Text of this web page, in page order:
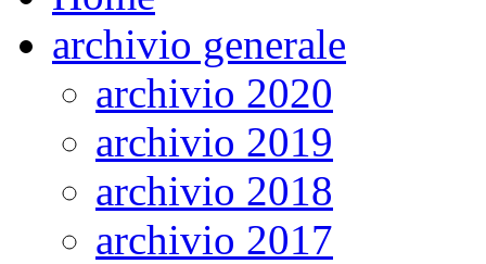
archivio generale
archivio 2020
archivio 2019
archivio 2018
archivio 2017